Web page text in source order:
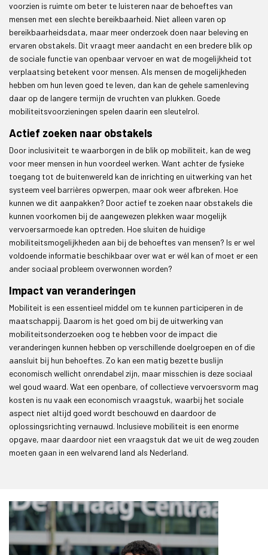
voorzien is ruimte om beter te luisteren naar de behoeftes van
mensen met een slechte bereikbaarheid. Niet alleen varen op
bereikbaarheidsdata, maar meer onderzoek doen naar beleving en
ervaren obstakels. Dit vraagt meer aandacht en een bredere blik op
de sociale functie van openbaar vervoer en wat de mogelijkheid tot
verplaatsing betekent voor mensen. Als mensen de mogelijkheden
hebben om hun leven goed te leven, dan kan de gehele samenleving
daar op de langere termijn de vruchten van plukken. Goede
mobiliteitsvoorzieningen spelen daarin een sleutelrol.
Actief zoeken naar obstakels
Door inclusiviteit te waarborgen in de blik op mobiliteit, kan de weg
voor meer mensen in hun voordeel werken. Want achter de fysieke
toegang tot de buitenwereld kan de inrichting en uitwerking van het
systeem veel barrières opwerpen, maar ook weer afbreken. Hoe
kunnen we dit aanpakken? Door actief te zoeken naar obstakels die
kunnen voorkomen bij de aangewezen plekken waar mogelijk
vervoersarmoede kan optreden. Hoe sluiten de huidige
mobiliteitsmogelijkheden aan bij de behoeftes van mensen? Is er wel
voldoende informatie beschikbaar over wat er wél kan of moet er een
ander sociaal probleem overwonnen worden?
Impact van veranderingen
Mobiliteit is een essentieel middel om te kunnen participeren in de
maatschappij. Daarom is het goed om bij de uitwerking van
mobiliteitsonderzoeken oog te hebben voor de impact die
veranderingen kunnen hebben op verschillende doelgroepen en of die
aansluit bij hun behoeftes. Zo kan een matig bezette buslijn
economisch wellicht onrendabel zijn, maar misschien is deze sociaal
wel goud waard. Wat een openbare, of collectieve vervoersvorm mag
kosten is nu vaak een economisch vraagstuk, waarbij het sociale
aspect niet altijd goed wordt beschouwd en daardoor de
oplossingsrichting vernauwd. Inclusieve mobiliteit is een enorme
opgave, maar daardoor niet een vraagstuk dat we uit de weg zouden
moeten gaan in een welvarend land als Nederland.